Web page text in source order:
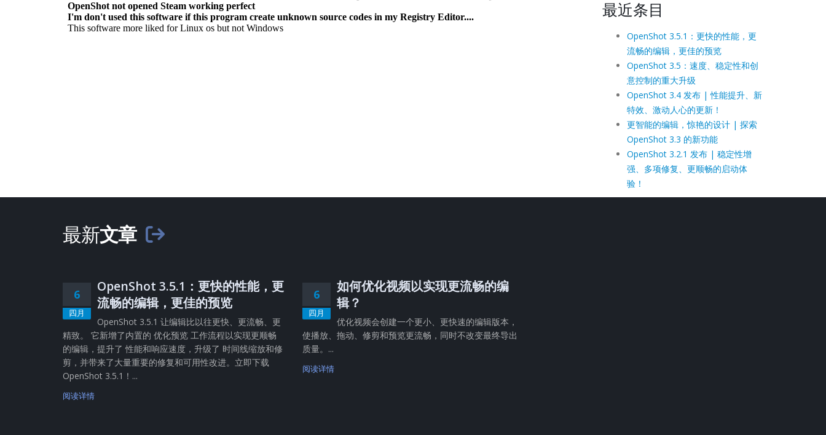
最近条目
OpenShot 3.5.1：更快的性能，更
流畅的编辑，更佳的预览
OpenShot 3.5：速度、稳定性和创
意控制的重大升级
OpenShot 3.4 发布 | 性能提升、新
特效、激动人心的更新！
更智能的编辑，惊艳的设计 | 探索
OpenShot 3.3 的新功能
OpenShot 3.2.1 发布 | 稳定性增
强、多项修复、更顺畅的启动体
验！
最新文章
6
四月
OpenShot 3.5.1：更快的性能，更
流畅的编辑，更佳的预览
OpenShot 3.5.1 让编辑比以往更快、更流畅、更
精致。 它新增了内置的 优化预览 工作流程以实现更顺畅
的编辑，提升了 性能和响应速度，升级了 时间线缩放和修
剪，并带来了大量重要的修复和可用性改进。立即下载
OpenShot 3.5.1！...
阅读详情
6
四月
如何优化视频以实现更流畅的编
辑？
优化视频会创建一个更小、更快速的编辑版本，
使播放、拖动、修剪和预览更流畅，同时不改变最终导出
质量。...
阅读详情